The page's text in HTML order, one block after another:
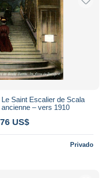
Saint Escalier de Scala
– vers 1910
US$
Privado